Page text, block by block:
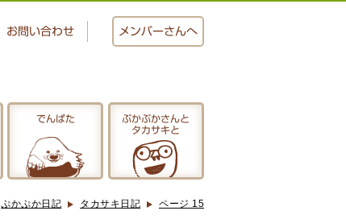
お問い合わせ メンバーさんへ
おかし工房
でんぱた
ぷかぷかさんと
タカサキと
ぷかぷか日記 タカサキ日記 ページ 15